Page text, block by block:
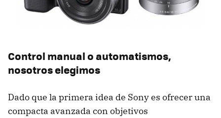
Control manual o automatismos,
nosotros elegimos
Dado que la primera idea de Sony es ofrecer una
compacta avanzada con objetivos